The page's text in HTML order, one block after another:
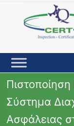
content
Σύστημα
Ασφάλειας